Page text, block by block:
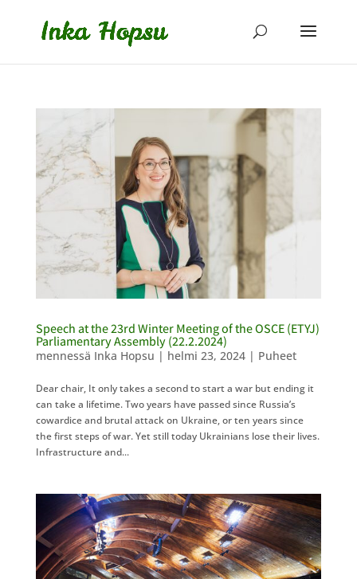
Speech at the 23rd Winter Meeting of the OSCE (ETYJ)
Parliamentary Assembly (22.2.2024)
mennessä Inka Hopsu | helmi 23, 2024| Puheet
Dear chair, It only takes a second to start a war but ending it
can take a lifetime. Two years have passed since Russia’s
cowardice and brutal attack on Ukraine, or ten years since
the first steps of war. Yet still today Ukrainians lose their lives.
Infrastructure and...